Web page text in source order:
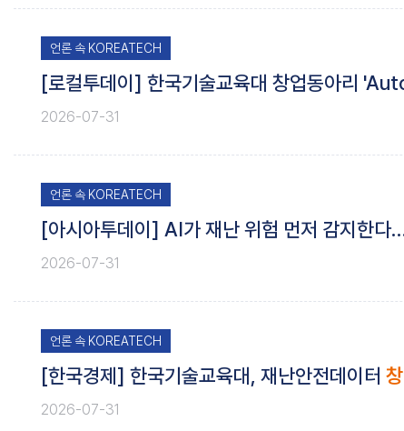
언론 속 KOREATECH
[로컬투데이] 한국기술교육대 창업동아리
2026-07-31
언론 속 KOREATECH
[아시아투데이] AI가 재난 위험 먼저 감지한다
2026-07-31
언론 속 KOREATECH
[한국경제] 한국기술교육대, 재난안전데이터
2026-07-31